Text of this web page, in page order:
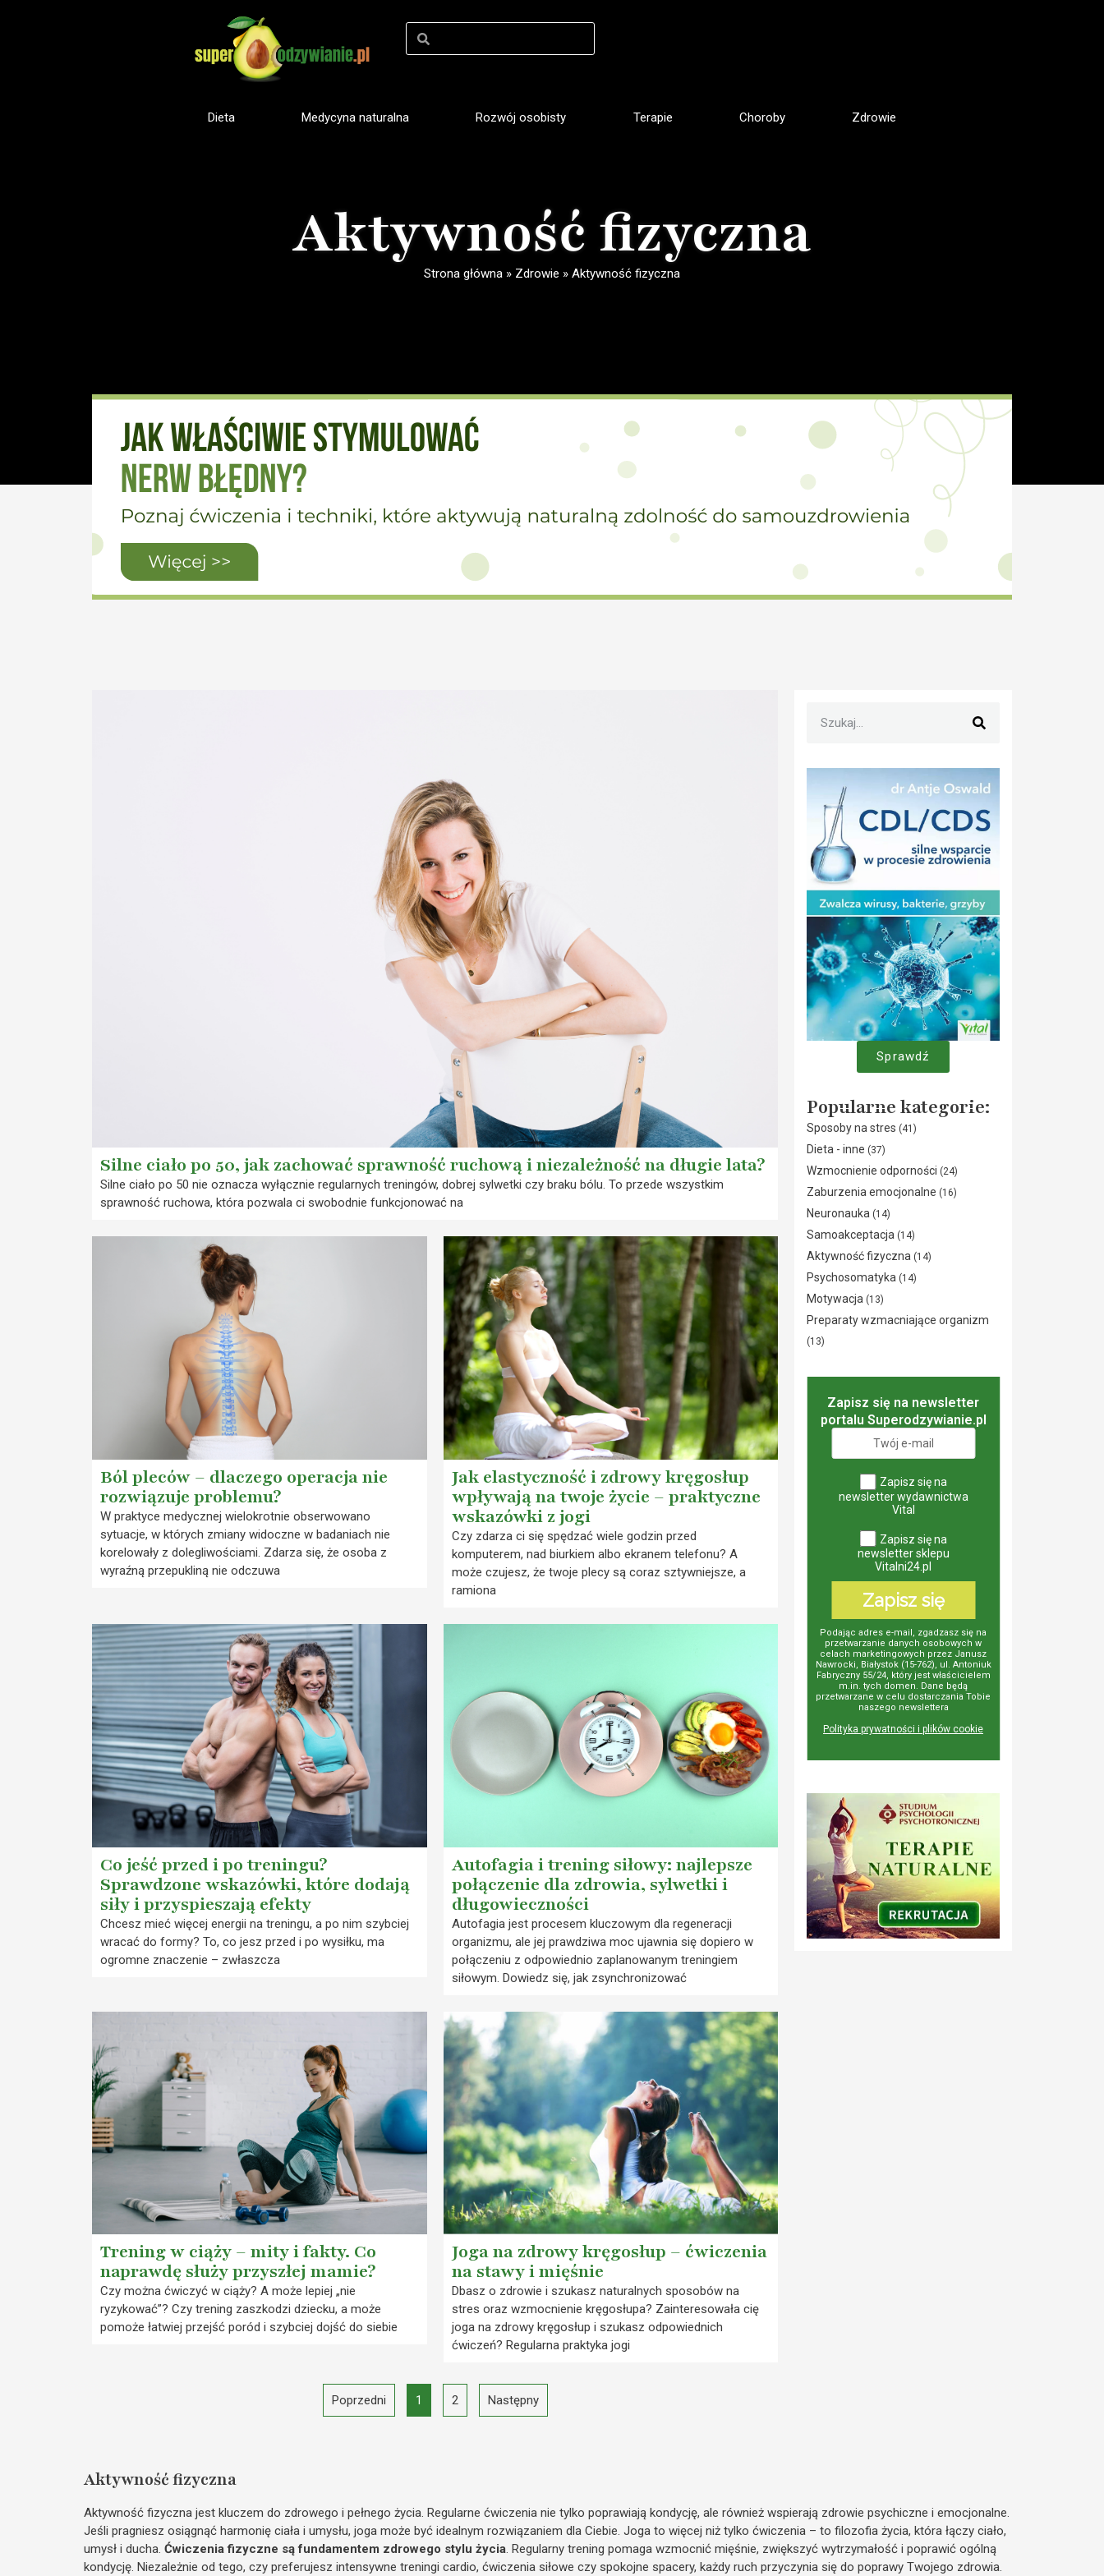
Dieta Medycyna naturalna Rozwój osobisty Terapie Choroby Zdrowie
Aktywność fizyczna
Strona główna » Zdrowie » Aktywność fizyczna
Silne ciało po 50, jak zachować sprawność ruchową i niezależność na długie lata?
Silne ciało po 50 nie oznacza wyłącznie regularnych treningów, dobrej sylwetki czy braku bólu. To przede wszystkim
sprawność ruchowa, która pozwala ci swobodnie funkcjonować na
Ból pleców – dlaczego operacja nie
rozwiązuje problemu?
W praktyce medycznej wielokrotnie obserwowano
sytuacje, w których zmiany widoczne w badaniach nie
korelowały z dolegliwościami. Zdarza się, że osoba z
wyraźną przepukliną nie odczuwa
Jak elastyczność i zdrowy kręgosłup
wpływają na twoje życie – praktyczne
wskazówki z jogi
Czy zdarza ci się spędzać wiele godzin przed
komputerem, nad biurkiem albo ekranem telefonu? A
może czujesz, że twoje plecy są coraz sztywniejsze, a
ramiona
Co jeść przed i po treningu?
Sprawdzone wskazówki, które dodają
siły i przyspieszają efekty
Chcesz mieć więcej energii na treningu, a po nim szybciej
wracać do formy? To, co jesz przed i po wysiłku, ma
ogromne znaczenie – zwłaszcza
Autofagia i trening siłowy: najlepsze
połączenie dla zdrowia, sylwetki i
długowieczności
Autofagia jest procesem kluczowym dla regeneracji
organizmu, ale jej prawdziwa moc ujawnia się dopiero w
połączeniu z odpowiednio zaplanowanym treningiem
siłowym. Dowiedz się, jak zsynchronizować
Trening w ciąży – mity i fakty. Co
naprawdę służy przyszłej mamie?
Czy można ćwiczyć w ciąży? A może lepiej „nie
ryzykować”? Czy trening zaszkodzi dziecku, a może
pomoże łatwiej przejść poród i szybciej dojść do siebie
Joga na zdrowy kręgosłup – ćwiczenia
na stawy i mięśnie
Dbasz o zdrowie i szukasz naturalnych sposobów na
stres oraz wzmocnienie kręgosłupa? Zainteresowała cię
joga na zdrowy kręgosłup i szukasz odpowiednich
ćwiczeń? Regularna praktyka jogi
Poprzedni 1 2 Następny
Sprawdź
Popularne kategorie:
Sposoby na stres (41)
Dieta - inne (37)
Wzmocnienie odporności (24)
Zaburzenia emocjonalne (16)
Neuronauka (14)
Samoakceptacja (14)
Aktywność fizyczna (14)
Psychosomatyka (14)
Motywacja (13)
Preparaty wzmacniające organizm
(13)
Zapisz się na newsletter
portalu Superodzywianie.pl
Zapisz się na
newsletter wydawnictwa
Vital
Zapisz się na
newsletter sklepu
Vitalni24.pl
Zapisz się
Podając adres e-mail, zgadzasz się na
przetwarzanie danych osobowych w
celach marketingowych przez Janusz
Nawrocki, Białystok (15-762), ul. Antoniuk
Fabryczny 55/24, który jest właścicielem
m.in. tych domen. Dane będą
przetwarzane w celu dostarczania Tobie
naszego newslettera
Polityka prywatności i plików cookie
Aktywność fizyczna
Aktywność fizyczna jest kluczem do zdrowego i pełnego życia. Regularne ćwiczenia nie tylko poprawiają kondycję, ale również wspierają zdrowie psychiczne i emocjonalne.
Jeśli pragniesz osiągnąć harmonię ciała i umysłu, joga może być idealnym rozwiązaniem dla Ciebie. Joga to więcej niż tylko ćwiczenia – to filozofia życia, która łączy ciało,
umysł i ducha. Ćwiczenia fizyczne są fundamentem zdrowego stylu życia. Regularny trening pomaga wzmocnić mięśnie, zwiększyć wytrzymałość i poprawić ogólną
kondycję. Niezależnie od tego, czy preferujesz intensywne treningi cardio, ćwiczenia siłowe czy spokojne spacery, każdy ruch przyczynia się do poprawy Twojego zdrowia.